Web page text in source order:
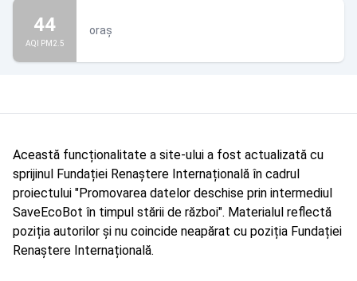
44
AQI PM2.5
oraș
Această funcționalitate a site-ului a fost actualizată cu
sprijinul Fundației Renaștere Internațională în cadrul
proiectului "Promovarea datelor deschise prin intermediul
SaveEcoBot în timpul stării de război". Materialul reflectă
poziția autorilor și nu coincide neapărat cu poziția Fundației
Renaștere Internațională.